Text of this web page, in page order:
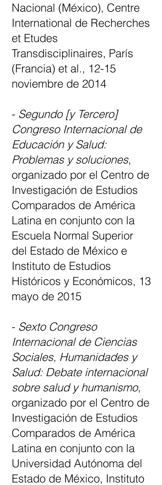
Nacional (México), Centre
International de Recherches
et Etudes
Transdisciplinaires, París
(Francia) et al., 12-15
noviembre de 2014
- Segundo [y Tercero]
Congreso Internacional de
Educación y Salud:
Problemas y soluciones,
organizado por el Centro de
Investigación de Estudios
Comparados de América
Latina en conjunto con la
Escuela Normal Superior
del Estado de México e
Instituto de Estudios
Históricos y Económicos, 13
mayo de 2015
- Sexto Congreso
Internacional de Ciencias
Sociales, Humanidades y
Salud: Debate internacional
sobre salud y humanismo,
organizado por el Centro de
Investigación de Estudios
Comparados de América
Latina en conjunto con la
Universidad Autónoma del
Estado de México, Instituto